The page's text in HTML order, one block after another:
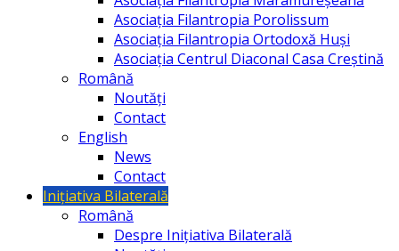
Asociația Filantropia Porolissum
Asociația Filantropia Ortodoxă Huşi
Asociația Centrul Diaconal Casa Creștină
Română
Noutăți
Contact
English
News
Contact
Inițiativa Bilaterală
Română
Despre Inițiativa Bilaterală